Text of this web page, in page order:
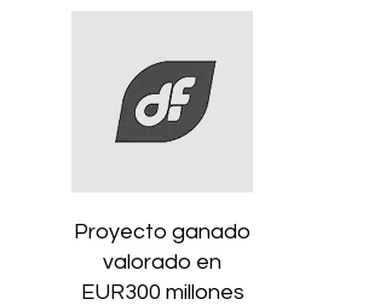
Proyecto ganado
valorado en
EUR300 millones